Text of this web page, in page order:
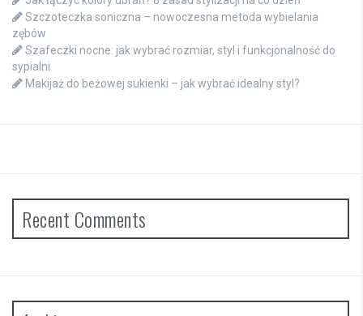
Szczoteczka soniczna – nowoczesna metoda wybielania
zębów
Szafeczki nocne: jak wybrać rozmiar, styl i funkcjonalność do
sypialni
Makijaż do beżowej sukienki – jak wybrać idealny styl?
Recent Comments